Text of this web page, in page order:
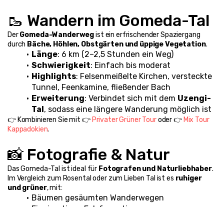
🥾 Wandern im Gomeda-Tal
Der Gomeda-Wanderweg ist ein erfrischender Spaziergang
durch Bäche, Höhlen, Obstgärten und üppige Vegetation.
Länge: 6 km (2–2,5 Stunden ein Weg)
Schwierigkeit: Einfach bis moderat
Highlights: Felsenmeißelte Kirchen, versteckte
Tunnel, Feenkamine, fließender Bach
Erweiterung: Verbindet sich mit dem Uzengi-
Tal, sodass eine längere Wanderung möglich ist
👉 Kombinieren Sie mit 👉 Privater Grüner Tour oder 👉 Mix Tour
Kappadokien.
📸 Fotografie & Natur
Das Gomeda-Tal ist ideal für Fotografen und Naturliebhaber.
Im Vergleich zum Rosental oder zum Lieben Tal ist es ruhiger
und grüner, mit:
Bäumen gesäumten Wanderwegen